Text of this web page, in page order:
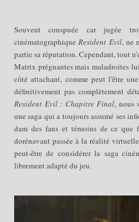
Souvent conspuée car jugée
cinématographiqueResident Evil, ne
partie sa réputation. Cependant, tout
Matrix prégnantes mais maladroites
côté attachant, comme peutl'être
définitivement pas complètement
Resident Evil : Chapitre Final, nous
une saga qui a toujours assumé ses
dam des fans et témoinsde ce que
dorénavant passée à la réalité
peut-être de considérer la saga
librement adapté du jeu.